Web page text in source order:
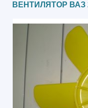
ВЕНТИЛЯТОР ВАЗ